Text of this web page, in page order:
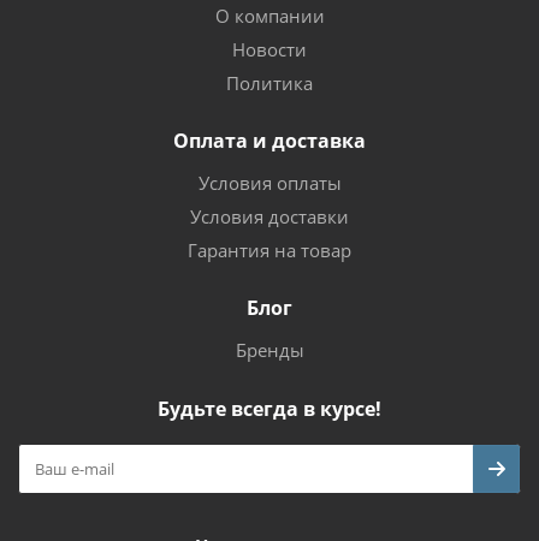
О компании
Новости
Политика
Оплата и доставка
Условия оплаты
Условия доставки
Гарантия на товар
Блог
Бренды
Будьте всегда в курсе!